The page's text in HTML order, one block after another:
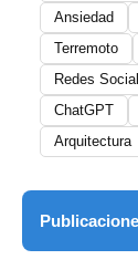
Ansiedad
Terremoto
Redes
ChatGPT
Arquitectura